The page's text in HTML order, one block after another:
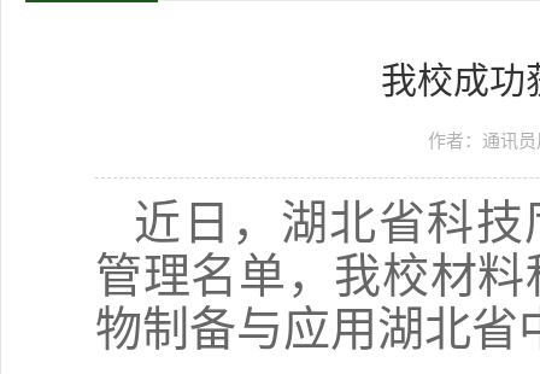
我校成功
作者：通讯
近日，湖北省科
管理名单，我校材
物制备与应用湖北省